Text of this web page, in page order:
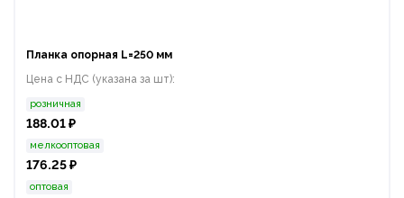
Планка опорная L=250 мм
Цена с НДС (указана за шт):
розничная
188.01 ₽
мелкооптовая
176.25 ₽
оптовая